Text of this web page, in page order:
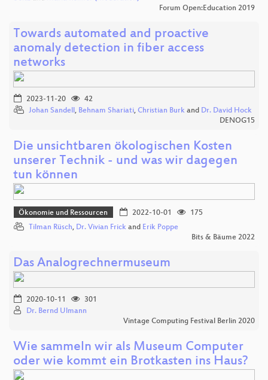
Forum Open:Education 2019
Towards automated and proactive
anomaly detection in fiber access
networks
2023-11-20
42
Johan Sandell , Behnam Shariati, Christian Burk and Dr. David Hock
DENOG15
Die unsichtbaren ökologischen Kosten
unserer Technik - und was wir dagegen
tun können
Ökonomie und Ressourcen 2022-10-01
175
Tilman Rüsch, Dr. Vivian Frick and Erik Poppe
Bits & Bäume 2022
Das Analogrechnermuseum
2020-10-11
301
Dr. Bernd Ulmann
Vintage Computing Festival Berlin 2020
Wie sammeln wir als Museum Computer
oder wie kommt ein Brotkasten ins Haus?